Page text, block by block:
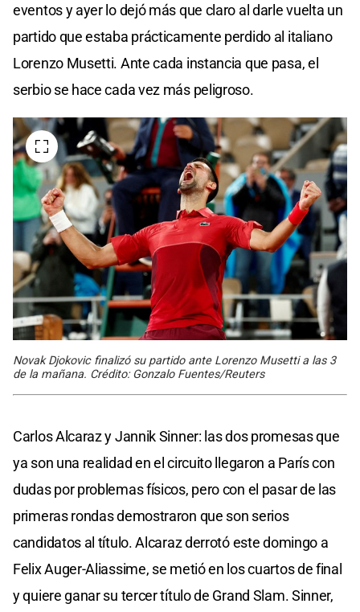
eventos y ayer lo dejó más que claro al darle vuelta un
partido que estaba prácticamente perdido al italiano
Lorenzo Musetti. Ante cada instancia que pasa, el
serbio se hace cada vez más peligroso.
Novak Djokovic finalizó su partido ante Lorenzo Musetti a las 3
de la mañana. Crédito: Gonzalo Fuentes/Reuters
Carlos Alcaraz y Jannik Sinner: las dos promesas que
ya son una realidad en el circuito llegaron a París con
dudas por problemas físicos, pero con el pasar de las
primeras rondas demostraron que son serios
candidatos al título. Alcaraz derrotó este domingo a
Felix Auger-Aliassime, se metió en los cuartos de final
y quiere ganar su tercer título de Grand Slam. Sinner,